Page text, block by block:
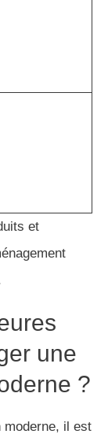
et
une
?
moderne, il est